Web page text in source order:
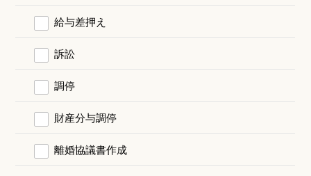
給与差押え
訴訟
調停
財産分与調停
離婚協議書作成